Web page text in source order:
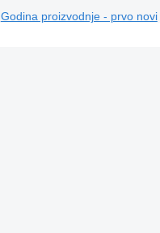
Godina proizvodnje - prvo novi